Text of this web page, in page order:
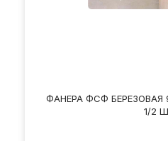
ФАНЕРА ФСФ БЕРЕЗОВАЯ
1/2